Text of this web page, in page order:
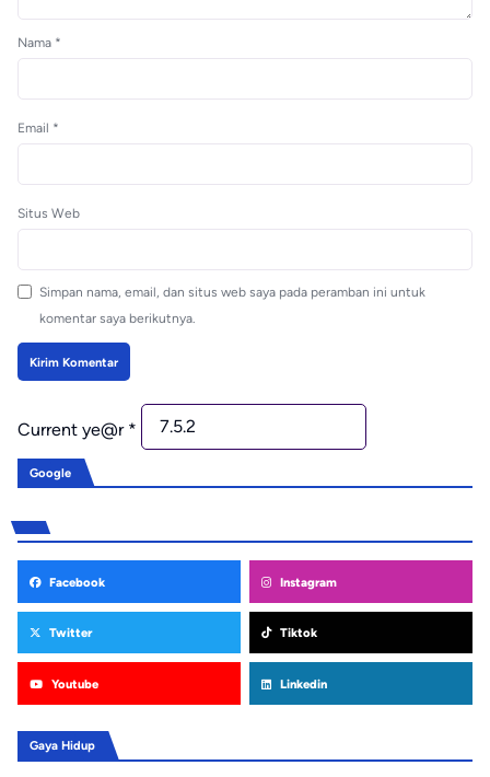
Nama *
Email *
Situs Web
Simpan nama, email, dan situs web saya pada peramban ini untuk
komentar saya berikutnya.
Current ye@r *
Google
Facebook Instagram
Twitter Tiktok
Youtube Linkedin
Gaya Hidup